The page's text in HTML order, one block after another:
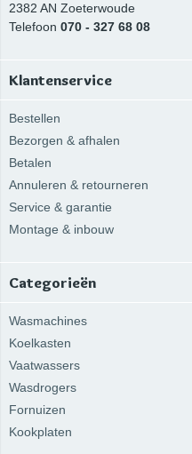
2382 AN Zoeterwoude
Telefoon 070 - 327 68 08
Klantenservice
Bestellen
Bezorgen & afhalen
Betalen
Annuleren & retourneren
Service & garantie
Montage & inbouw
Categorieën
Wasmachines
Koelkasten
Vaatwassers
Wasdrogers
Fornuizen
Kookplaten